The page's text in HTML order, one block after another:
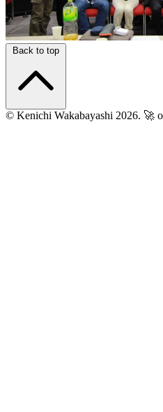
Back to top
© Kenichi Wakabayashi 2026. 🚀